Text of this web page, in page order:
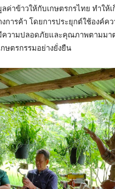
ค่าข้าวให้กับเกษตรกรไทย ทำให้
การค้า โดยการประยุกต์ใช้องค์ค
ามปลอดภัยและคุณภาพตามมาต
ษตรกรรมอย่างยั่งยืน